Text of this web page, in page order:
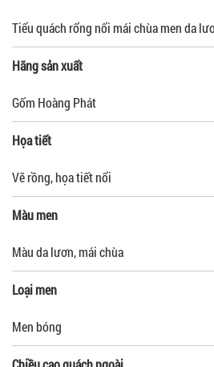
Tiểu quách rổng nổi mái chùa men da
Hãng sản xuất
Gốm Hoàng Phát
Họa tiết
Vẽ rồng, họa tiết nổi
Màu men
Màu da lươn, mái chùa
Loại men
Men bóng